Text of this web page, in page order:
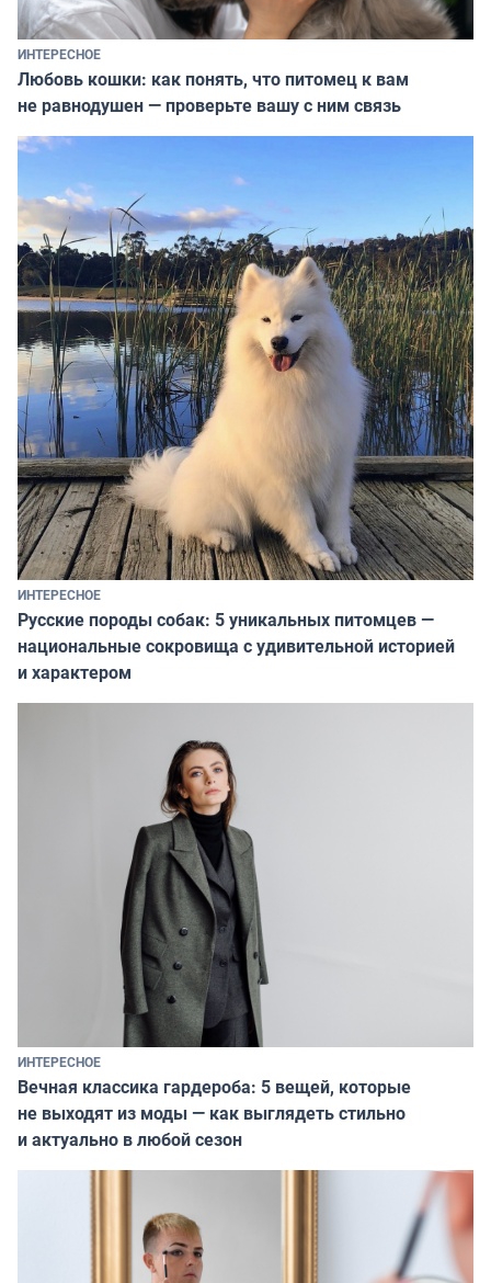
ИНТЕРЕСНОЕ
Любовь кошки: как понять, что питомец к вам
не равнодушен — проверьте вашу с ним связь
ИНТЕРЕСНОЕ
Русские породы собак: 5 уникальных питомцев —
национальные сокровища с удивительной историей
и характером
ИНТЕРЕСНОЕ
Вечная классика гардероба: 5 вещей, которые
не выходят из моды — как выглядеть стильно
и актуально в любой сезон